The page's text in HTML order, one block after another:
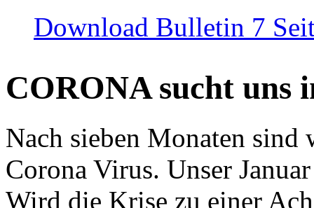
Download Bulletin 7
CORONA sucht uns
Nach sieben Monaten
Corona Virus. Unser
Wird die Krise zu einer